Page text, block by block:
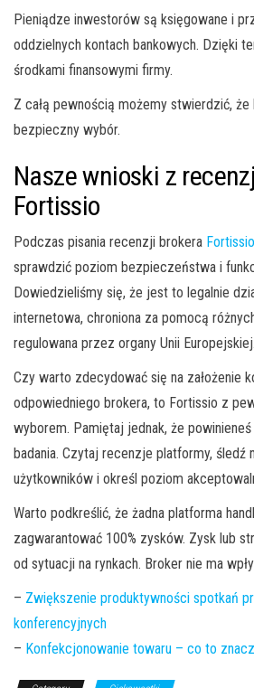
Pieniądze inwestorów są księgowane i
oddzielnych kontach bankowych. Dzięki
środkami finansowymi firmy.
Z całą pewnością możemy stwierdzić,
bezpieczny wybór.
Nasze wnioski z
Fortissio
Podczas pisania recenzji brokera Fortissio
sprawdzić poziom bezpieczeństwa i
Dowiedzieliśmy się, że jest to legalnie
internetowa, chroniona za pomocą
regulowana przez organy Unii Europejskiej.
Czy warto zdecydować się na założenie
odpowiedniego brokera, to Fortissio z
wyborem. Pamiętaj jednak, że
badania. Czytaj recenzje platformy, śledź
użytkowników i określ poziom
Warto podkreślić, że żadna platforma
zagwarantować 100% zysków. Zysk lub
od sytuacji na rynkach. Broker nie ma
– Zwiększenie produktywności spotkań
konferencyjnych
– Konfekcjonowanie towaru – co to